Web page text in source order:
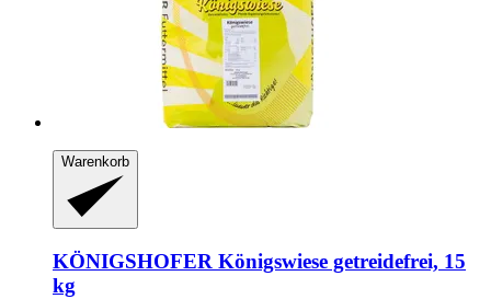
Warenkorb
KÖNIGSHOFER Königswiese getreidefrei, 15
kg